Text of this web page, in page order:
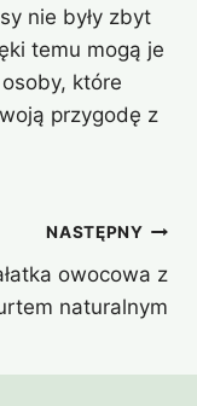
nie były zbyt
temu mogą je
które
przygodę z
NASTĘPNY
owocowa z
naturalnym